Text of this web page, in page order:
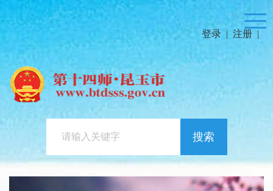
登录 | 注册 |
搜索